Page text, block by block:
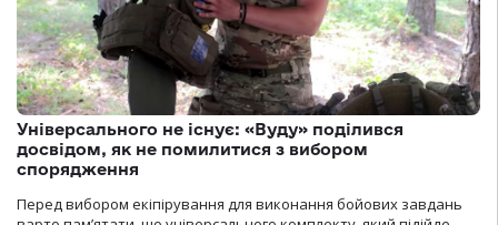
Універсального не існує: «Вуду» поділився
досвідом, як не помилитися з вибором
спорядження
Перед вибором екіпірування для виконання бойових завдань